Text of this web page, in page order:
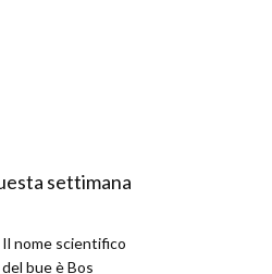
settimana
Il nome scientifico
del bue è Bos